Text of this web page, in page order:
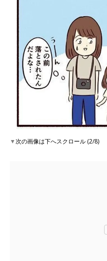
▼次の画像は下へスクロール (2/8)